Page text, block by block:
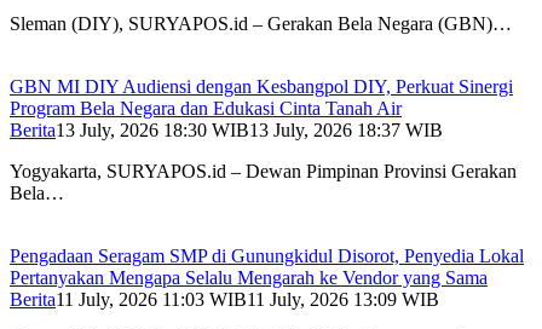
Sleman (DIY), SURYAPOS.id – Gerakan Bela Negara (GBN)…
GBN MI DIY Audiensi dengan Kesbangpol DIY, Perkuat Sinergi
Program Bela Negara dan Edukasi Cinta Tanah Air
Berita13 July, 2026 18:30 WIB13 July, 2026 18:37 WIB
Yogyakarta, SURYAPOS.id – Dewan Pimpinan Provinsi Gerakan
Bela…
Pengadaan Seragam SMP di Gunungkidul Disorot, Penyedia Lokal
Pertanyakan Mengapa Selalu Mengarah ke Vendor yang Sama
Berita11 July, 2026 11:03 WIB11 July, 2026 13:09 WIB